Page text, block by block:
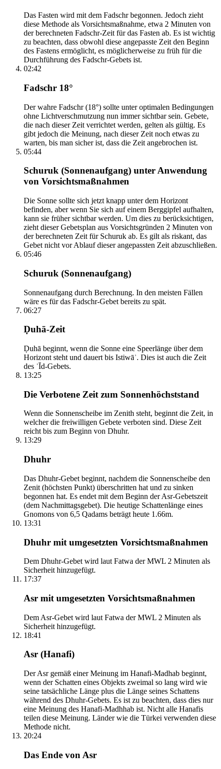
Das Fasten wird mit dem Fadschr begonnen. Jedoch zieht
diese Methode als Vorsichtsmaßnahme, etwa 2 Minuten von
der berechneten Fadschr-Zeit für das Fasten ab. Es ist wichtig
zu beachten, dass obwohl diese angepasste Zeit den Beginn
des Fastens ermöglicht, es möglicherweise zu früh für die
Durchführung des Fadschr-Gebets ist.
02:42
Fadschr 18°
Der wahre Fadschr (18°) sollte unter optimalen Bedingungen
ohne Lichtverschmutzung nun immer sichtbar sein. Gebete,
die nach dieser Zeit verrichtet werden, gelten als gültig. Es
gibt jedoch die Meinung, nach dieser Zeit noch etwas zu
warten, bis man sicher ist, dass die Zeit angebrochen ist.
05:44
Schuruk (Sonnenaufgang) unter Anwendung
von Vorsichtsmaßnahmen
Die Sonne sollte sich jetzt knapp unter dem Horizont
befinden, aber wenn Sie sich auf einem Berggipfel aufhalten,
kann sie früher sichtbar werden. Um dies zu berücksichtigen,
zieht dieser Gebetsplan aus Vorsichtsgründen 2 Minuten von
der berechneten Zeit für Schuruk ab. Es gilt als riskant, das
Gebet nicht vor Ablauf dieser angepassten Zeit abzuschließen.
05:46
Schuruk (Sonnenaufgang)
Sonnenaufgang durch Berechnung. In den meisten Fällen
wäre es für das Fadschr-Gebet bereits zu spät.
06:27
Ḍuhā-Zeit
Ḍuhā beginnt, wenn die Sonne eine Speerlänge über dem
Horizont steht und dauert bis Istiwāʾ. Dies ist auch die Zeit
des ʿĪd-Gebets.
13:25
Die Verbotene Zeit zum Sonnenhöchststand
Wenn die Sonnenscheibe im Zenith steht, beginnt die Zeit, in
welcher die freiwilligen Gebete verboten sind. Diese Zeit
reicht bis zum Beginn von Dhuhr.
13:29
Dhuhr
Das Dhuhr-Gebet beginnt, nachdem die Sonnenscheibe den
Zenit (höchsten Punkt) überschritten hat und zu sinken
begonnen hat. Es endet mit dem Beginn der Asr-Gebetszeit
(dem Nachmittagsgebet). Die heutige Schattenlänge eines
Gnomons von 6,5 Qadams beträgt heute 1.66m.
13:31
Dhuhr mit umgesetzten Vorsichtsmaßnahmen
Dem Dhuhr-Gebet wird laut Fatwa der MWL 2 Minuten als
Sicherheit hinzugefügt.
17:37
Asr mit umgesetzten Vorsichtsmaßnahmen
Dem Asr-Gebet wird laut Fatwa der MWL 2 Minuten als
Sicherheit hinzugefügt.
18:41
Asr (Hanafi)
Der Asr gemäß einer Meinung im Hanafi-Madhab beginnt,
wenn der Schatten eines Objekts zweimal so lang wird wie
seine tatsächliche Länge plus die Länge seines Schattens
während des Dhuhr-Gebets. Es ist zu beachten, dass dies nur
eine Meinung des Hanafi-Madhhab ist. Nicht alle Hanafis
teilen diese Meinung. Länder wie die Türkei verwenden diese
Methode nicht.
20:24
Das Ende von Asr